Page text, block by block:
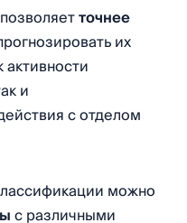
точнее
их
и
с отделом
можно
с различными